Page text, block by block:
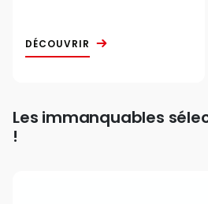
DÉCOUVRIR
Les immanquables
!